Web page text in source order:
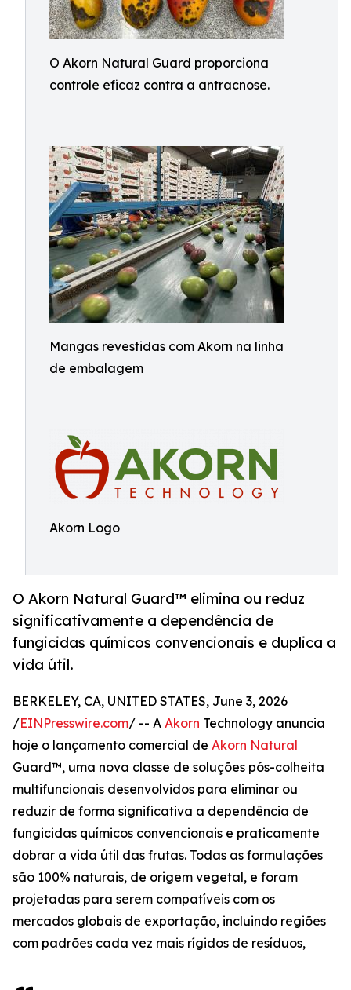
O Akorn Natural Guard proporciona
controle eficaz contra a antracnose.
Mangas revestidas com Akorn na linha
de embalagem
Akorn Logo
O Akorn Natural Guard™ elimina ou reduz
significativamente a dependência de
fungicidas químicos convencionais e duplica a
vida útil.
BERKELEY, CA, UNITED STATES, June 3, 2026
/EINPresswire.com/ -- A Akorn Technology anuncia
hoje o lançamento comercial de Akorn Natural
Guard™, uma nova classe de soluções pós-colheita
multifuncionais desenvolvidos para eliminar ou
reduzir de forma significativa a dependência de
fungicidas químicos convencionais e praticamente
dobrar a vida útil das frutas. Todas as formulações
são 100% naturais, de origem vegetal, e foram
projetadas para serem compatíveis com os
mercados globais de exportação, incluindo regiões
com padrões cada vez mais rígidos de resíduos,